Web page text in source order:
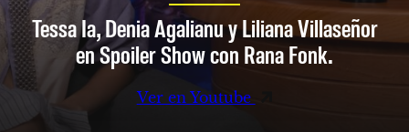
Tessa Ia, Denia Agalianu y Liliana Villaseñor
en Spoiler Show con Rana Fonk.
Ver en Youtube